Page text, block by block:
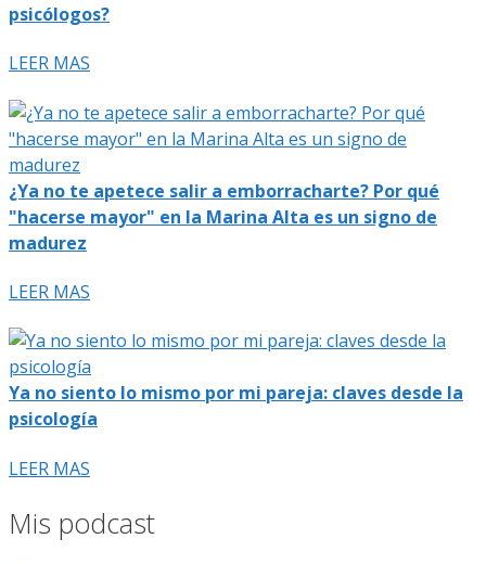
psicólogos?
LEER MAS
¿Ya no te apetece salir a emborracharte? Por qué
"hacerse mayor" en la Marina Alta es un signo de
madurez
LEER MAS
Ya no siento lo mismo por mi pareja: claves desde la
psicología
LEER MAS
Mis podcast